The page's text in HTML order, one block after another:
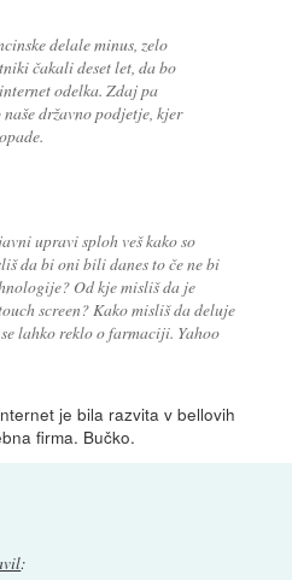
delale minus, zelo
čakali deset let, da bo
odelka. Zdaj pa
državno podjetje, kjer
upravi sploh veš kako so
da bi oni bili danes to če ne bi
Od kje misliš da je
screen? Kako misliš da deluje
lahko reklo o farmaciji. Yahoo
je bila razvita v bellovih
firma. Bučko.
: